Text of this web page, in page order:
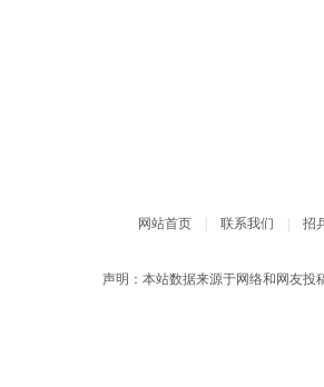
网站首页 联系我们 招
声明：本站数据来源于网络和网友投